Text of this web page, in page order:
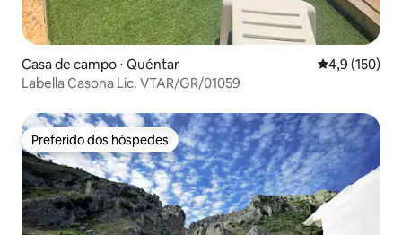
Casa de campo ⋅ Quéntar 4,9 de uma
4,9 (150)
Labella Casona Lic. VTAR/GR/01059
Preferido dos hóspedes
Preferido dos hóspedes